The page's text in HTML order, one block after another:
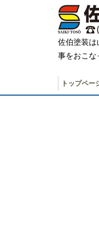
佐伯塗装は
事をおこな
トップペー